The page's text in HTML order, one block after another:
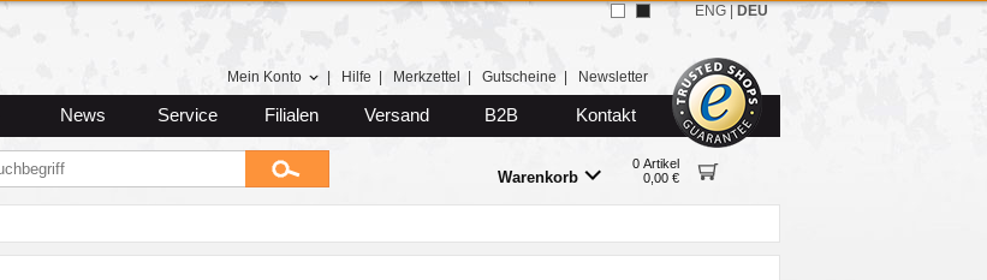
Mein Konto Hilfe Merkzettel Gutscheine Newsletter
News Service Filialen Versand B2B Kontakt
Warenkorb
0 Artikel
0,00 €
ENG DEU